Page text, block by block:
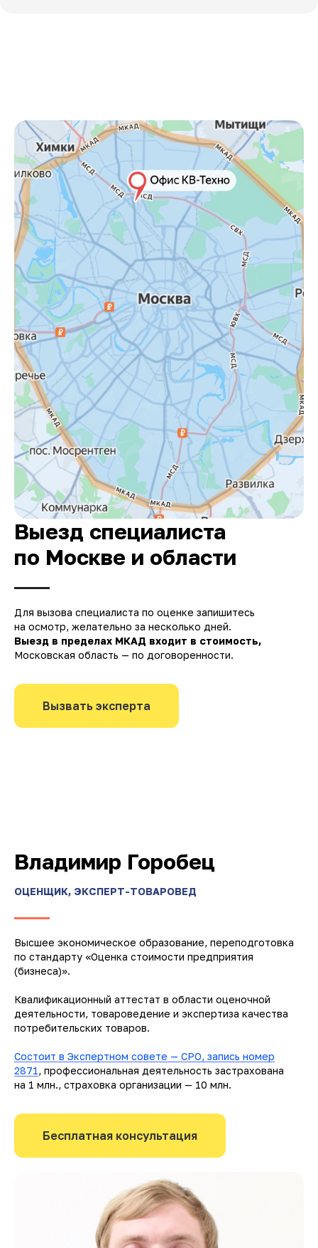
Выезд специалиста
по Москве и области
Для вызова специалиста по оценке запишитесь
на осмотр, желательно за несколько дней.
Выезд в пределах МКАД входит в стоимость,
Московская область — по договоренности.
Вызвать эксперта
Владимир Горобец
ОЦЕНЩИК, ЭКСПЕРТ-ТОВАРОВЕД
Высшее экономическое образование, переподготовка
по стандарту «Оценка стоимости предприятия
(бизнеса)».
Квалификационный аттестат в области оценочной
деятельности, товароведение и экспертиза качества
потребительских товаров.
Состоит в Экспертном совете — СРО, запись номер
2871, профессиональная деятельность застрахована
на 1 млн., страховка организации — 10 млн.
Бесплатная консультация